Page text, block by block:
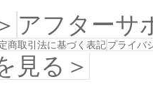
アフターサ
商取引法に基づく表記プライバ
見る＞